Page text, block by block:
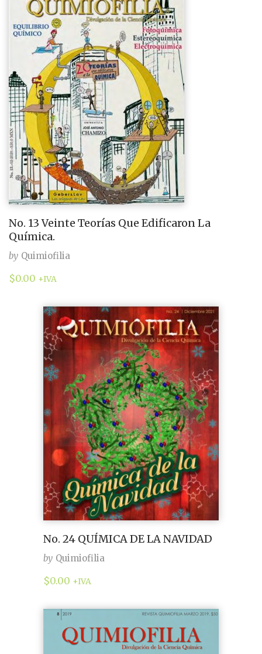
No. 13 Veinte Teorías Que Edificaron La
Química.
by Quimiofilia
$0.00 +IVA
No. 24 QUÍMICA DE LA NAVIDAD
by Quimiofilia
$0.00 +IVA